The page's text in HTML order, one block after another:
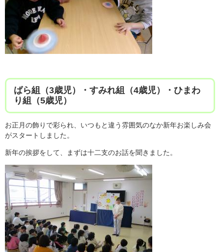
ばら組（3歳児）・すみれ組（4歳児）・ひまわ
り組（5歳児）
お正月の飾りで彩られ、いつもと違う雰囲気のなか新年お楽しみ会
がスタートしました。
新年の挨拶をして、まずは十二支のお話を聞きました。